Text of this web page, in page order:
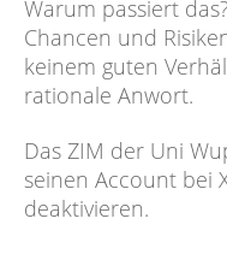
Warum passiert
Chancen und
keinem guten
rationale Anwort.
Das ZIM der Uni
seinen Account bei
deaktivieren.